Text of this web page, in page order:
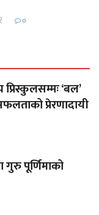
0
प्रिस्कुलसम्मः ‘बल’
प्रेरणादायी
पूर्णिमाको